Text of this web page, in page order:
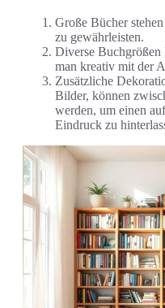
Große Bücher
zu gewährleisten.
Diverse Buchgrößen
man kreativ mit der
Zusätzliche
Bilder, können
werden, um einen
Eindruck zu